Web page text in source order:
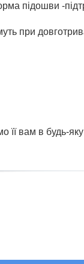
підошви -
при
її вам в будь-яку